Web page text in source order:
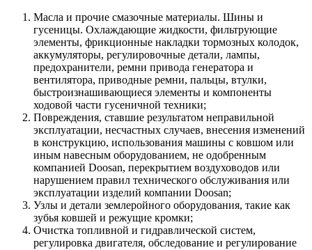
Масла и прочие смазочные материалы. Шины и
гусеницы. Охлаждающие жидкости, фильтрующие
элементы, фрикционные накладки тормозных колодок,
аккумуляторы, регулировочные детали, лампы,
предохранители, ремни привода генератора и
вентилятора, приводные ремни, пальцы, втулки,
быстроизнашивающиеся элементы и компоненты
ходовой части гусеничной техники;
Повреждения, ставшие результатом неправильной
эксплуатации, несчастных случаев, внесения изменений
в конструкцию, использования машины с ковшом или
иным навесным оборудованием, не одобренным
компанией Doosan, перекрытием воздуховодов или
нарушением правил технического обслуживания или
эксплуатации изделий компании Doosan;
Узлы и детали землеройного оборудования, такие как
зубья ковшей и режущие кромки;
Очистка топливной и гидравлической систем,
регулировка двигателя, обследование и регулирование